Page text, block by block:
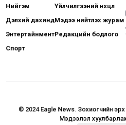
Нийгэм
Дэлхий дахинд
Энтертайнмент
Спорт
Үйлчилгээний нөхцөл
Мэдээ нийтлэх журам
Редакцийн бодлого
© 2024 Eagle News. Зохиогчийн
Мэдээлэл